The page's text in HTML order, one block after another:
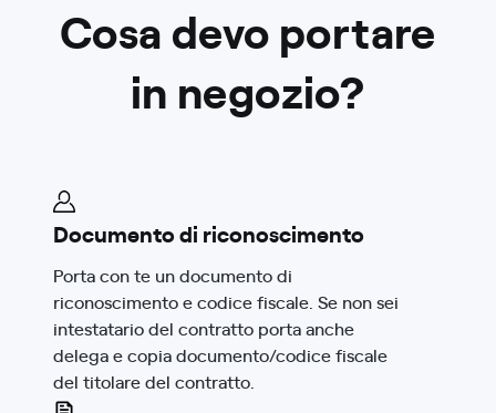
Cosa devo portare
in negozio?
Documento di riconoscimento
Porta con te un documento di
riconoscimento e codice fiscale. Se non sei
intestatario del contratto porta anche
delega e copia documento/codice fiscale
del titolare del contratto.